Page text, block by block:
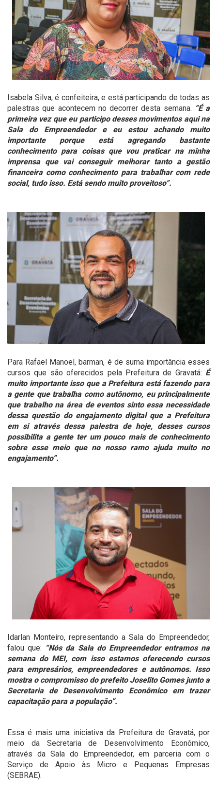
Isabela Silva, é confeiteira, e está participando de todas as
palestras que acontecem no decorrer desta semana. “É a
primeira vez que eu participo desses movimentos aqui na
Sala do Empreendedor e eu estou achando muito
importante porque está agregando bastante
conhecimento para coisas que vou praticar na minha
imprensa que vai conseguir melhorar tanto a gestão
financeira como conhecimento para trabalhar com rede
social, tudo isso. Está sendo muito proveitoso”.
Para Rafael Manoel, barman, é de suma importância esses
cursos que são oferecidos pela Prefeitura de Gravatá: É
muito importante isso que a Prefeitura está fazendo para
a gente que trabalha como autônomo, eu principalmente
que trabalho na área de eventos sinto essa necessidade
dessa questão do engajamento digital que a Prefeitura
em si através dessa palestra de hoje, desses cursos
possibilita a gente ter um pouco mais de conhecimento
sobre esse meio que no nosso ramo ajuda muito no
engajamento”.
Idarlan Monteiro, representando a Sala do Empreendedor,
falou que: “Nós da Sala do Empreendedor entramos na
semana do MEI, com isso estamos oferecendo cursos
para empresários, empreendedores e autônomos. Isso
mostra o compromisso do prefeito Joselito Gomes junto a
Secretaria de Desenvolvimento Econômico em trazer
capacitação para a população”.
Essa é mais uma iniciativa da Prefeitura de Gravatá, por
meio da Secretaria de Desenvolvimento Econômico,
através da Sala do Empreendedor, em parceria com o
Serviço de Apoio às Micro e Pequenas Empresas
(SEBRAE).